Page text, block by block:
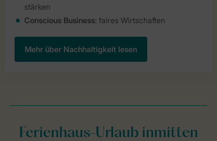
stärken
Conscious Business: faires Wirtschaften
Mehr über Nachhaltigkeit lesen
Ferienhaus-Urlaub inmitten